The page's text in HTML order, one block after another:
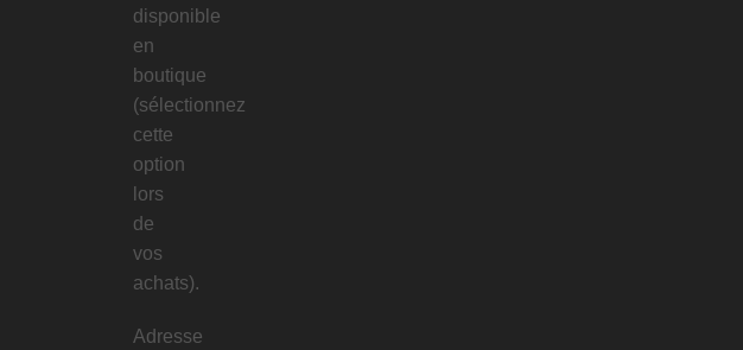
disponible
en
boutique
(sélectionnez
cette
option
lors
de
vos
achats).
Adresse